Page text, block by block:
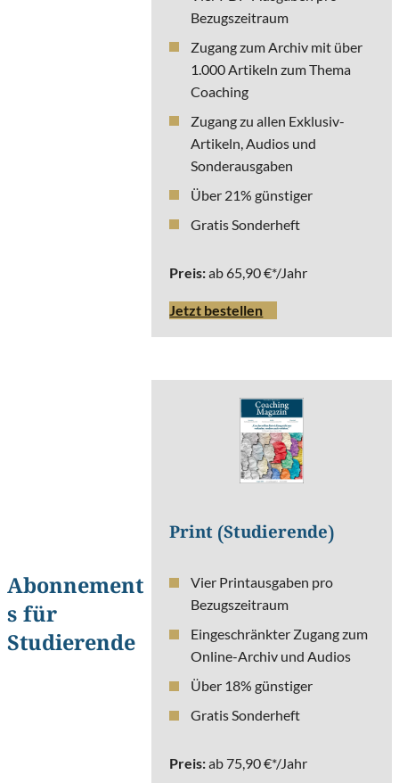
Abonnement
s für
Studierende
Bezugszeitraum
Zugang zum Archiv mit über
1.000 Artikeln zum Thema
Coaching
Zugang zu allen Exklusiv-
Artikeln, Audios und
Sonderausgaben
Über 21% günstiger
Gratis Sonderheft
Preis:ab 65,90 €*/Jahr
Jetzt bestellen
Print (Studierende)
Vier Printausgaben pro
Bezugszeitraum
Eingeschränkter Zugang zum
Online-Archiv und Audios
Über 18% günstiger
Gratis Sonderheft
Preis:ab 75,90 €*/Jahr